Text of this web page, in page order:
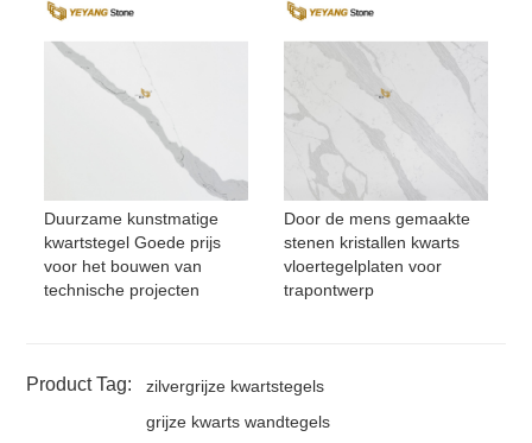
Duurzame kunstmatige
kwartstegel Goede prijs
voor het bouwen van
technische projecten
Door de mens gemaakte
stenen kristallen kwarts
vloertegelplaten voor
trapontwerp
Product Tag:
zilvergrijze kwartstegels
grijze kwarts wandtegels